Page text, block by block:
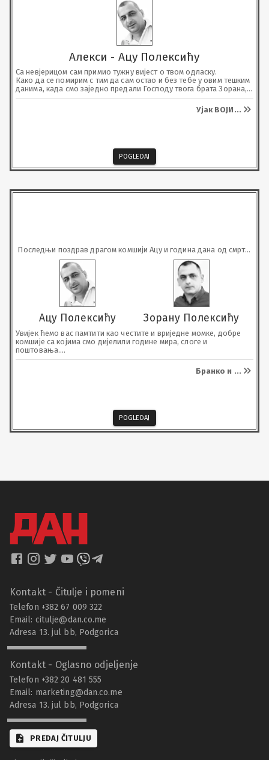
Алекси - Ацу Полексићу
Са невјерицом сам примио тужну вијест о твом одласку.
Како да се помирим с тим да сам остао и без тебе у овим тешким
данима, када смо заједно предали Господу твога брата Зорана,
ни не слутећи да ће и тебе позвати међу анђеле.
С неизмјерном тугом, чуваћемо успомене на твоју племениту
Ујак ВОЈИ ...
POGLEDAJ
Последњи поздрав драгом комшији Ацу и година дана од смрти
Ацу Полексићу Зорану Полексићу
Увијек ћемо вас памтити као честите и вриједне момке, добре
комшије са којима смо дијелили године мира, слоге и
поштовања.
Почивајте у миру.
Бранко и ...
POGLEDAJ
Kontakt - Čitulje i pomeni
Telefon +382 67 009 322
Email: citulje@dan.co.me
Adresa 13. jul bb, Podgorica
Kontakt - Oglasno odjeljenje
Telefon +382 20 481 555
Email: marketing@dan.co.me
Adresa 13. jul bb, Podgorica
PREDAJ ČITULJU